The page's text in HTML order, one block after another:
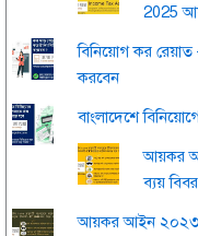
2025
বিনিয়োগ কর
করবেন
বাংলাদেশে
আয়কর
ব্যয়
আয়কর আইন ২০২৩